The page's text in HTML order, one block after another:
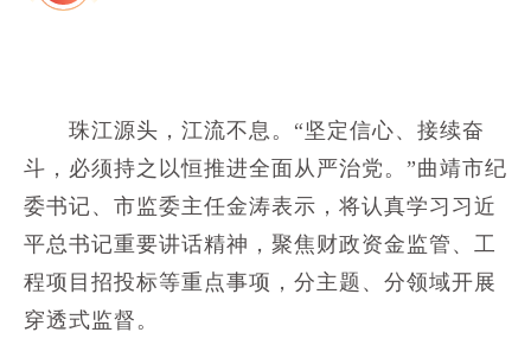
珠江源头，江流不息。“坚定信心、接续奋
斗，必须持之以恒推进全面从严治党。”曲靖市纪
委书记、市监委主任金涛表示，将认真学习习近
平总书记重要讲话精神，聚焦财政资金监管、工
程项目招投标等重点事项，分主题、分领域开展
穿透式监督。